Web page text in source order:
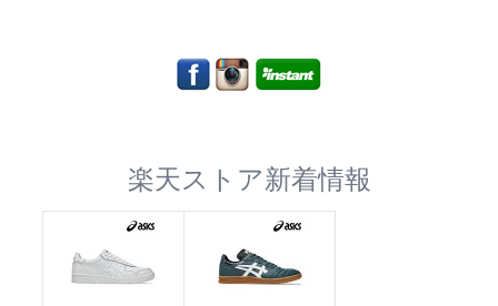
楽天ストア新着情報